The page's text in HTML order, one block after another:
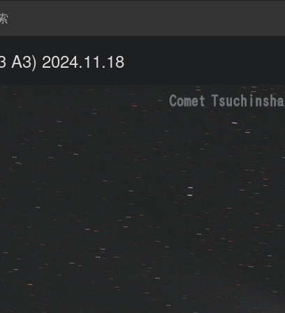
A3) 2024.11.18